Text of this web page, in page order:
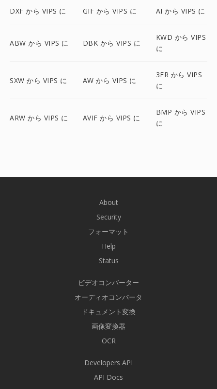
DXF から VIPS に GIF から VIPS に AI から VIPS に
ABW から VIPS に DBK から VIPS に
KWD から VIPS
に
SXW から VIPS に AW から VIPS に
3FR から VIPS
に
ARW から VIPS に AVIF から VIPS に
BMP から VIPS
に
About
Security
フォーマット
Help
Status
ビデオコンバーター
オーディオコンバータ
ドキュメント変換
画像変換器
OCR
Developers API
API Docs